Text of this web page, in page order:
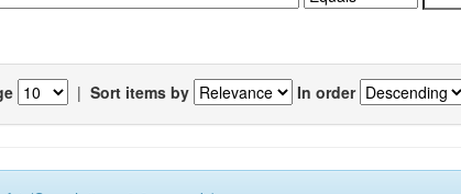
| Sort items by In order